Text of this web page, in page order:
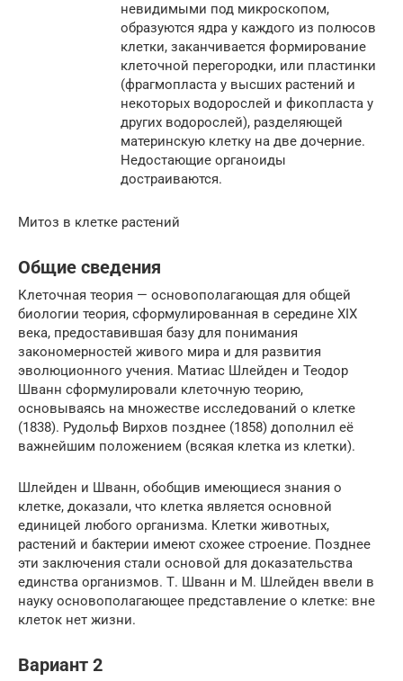
невидимыми под микроскопом,
образуются ядра у каждого из полюсов
клетки, заканчивается формирование
клеточной перегородки, или пластинки
(фрагмопласта у высших растений и
некоторых водорослей и фикопласта у
других водорослей), разделяющей
материнскую клетку на две дочерние.
Недостающие органоиды
достраиваются.
Митоз в клетке растений
Общие сведения
Клеточная теория — основополагающая для общей
биологии теория, сформулированная в середине XIX
века, предоставившая базу для понимания
закономерностей живого мира и для развития
эволюционного учения. Матиас Шлейден и Теодор
Шванн сформулировали клеточную теорию,
основываясь на множестве исследований о клетке
(1838). Рудольф Вирхов позднее (1858) дополнил её
важнейшим положением (всякая клетка из клетки).
Шлейден и Шванн, обобщив имеющиеся знания о
клетке, доказали, что клетка является основной
единицей любого организма. Клетки животных,
растений и бактерии имеют схожее строение. Позднее
эти заключения стали основой для доказательства
единства организмов. Т. Шванн и М. Шлейден ввели в
науку основополагающее представление о клетке: вне
клеток нет жизни.
Вариант 2